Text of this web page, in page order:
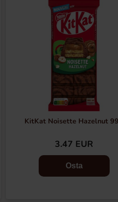
KitKat Noisette Hazelnut
3.47 EUR
Osta